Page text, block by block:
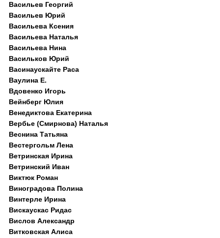
Васильев Георгий
Васильев Юрий
Васильева Ксения
Васильева Наталья
Васильева Нина
Васильков Юрий
Васинаускайте Раса
Ваулина Е.
Вдовенко Игорь
Вейнберг Юлия
Венедиктова Екатерина
Вербье (Смирнова) Наталья
Веснина Татьяна
Вестергольм Лена
Ветринская Ирина
Ветринский Иван
Виктюк Роман
Виноградова Полина
Винтерле Ирина
Вискаускас Ридас
Вислов Александр
Витковская Алиса